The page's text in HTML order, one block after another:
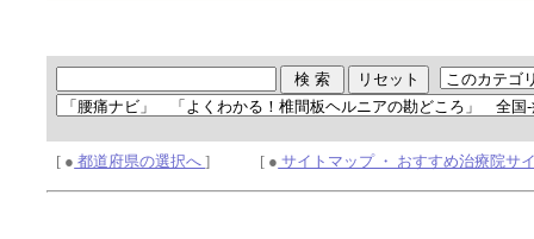
[ ● 都道府県の選択へ] [ ● サイトマップ ・ おすすめ治療院サ